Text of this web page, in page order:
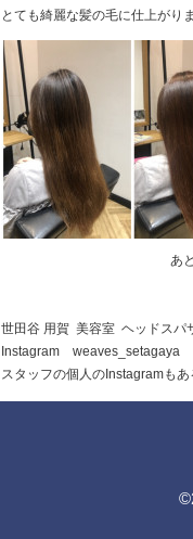
とても綺麗な髪の毛に仕上がり
あ
世田谷 用賀 美容室 ヘッドスパ
Instagram weaves_setagaya
スタッフの個人のInstagramも